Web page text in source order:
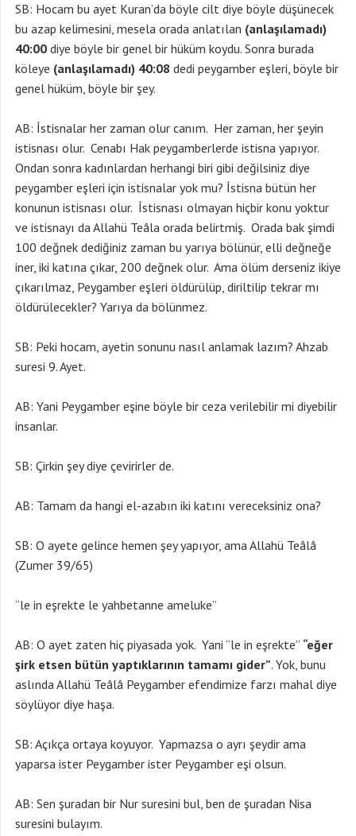
SB: Hocam bu ayet Kuran’da böyle cilt diye böyle düşünecek
bu azap kelimesini, mesela orada anlatılan (anlaşılamadı)
40:00 diye böyle bir genel bir hüküm koydu. Sonra burada
köleye (anlaşılamadı) 40:08 dedi peygamber eşleri, böyle bir
genel hüküm, böyle bir şey.
AB: İstisnalar her zaman olur canım. Her zaman, her şeyin
istisnası olur. Cenabı Hak peygamberlerde istisna yapıyor.
Ondan sonra kadınlardan herhangi biri gibi değilsiniz diye
peygamber eşleri için istisnalar yok mu? İstisna bütün her
konunun istisnası olur. İstisnası olmayan hiçbir konu yoktur
ve istisnayı da Allahü Teâla orada belirtmiş. Orada bak şimdi
100 değnek dediğiniz zaman bu yarıya bölünür, elli değneğe
iner, iki katına çıkar, 200 değnek olur. Ama ölüm derseniz ikiye
çıkarılmaz, Peygamber eşleri öldürülüp, diriltilip tekrar mı
öldürülecekler? Yarıya da bölünmez.
SB: Peki hocam, ayetin sonunu nasıl anlamak lazım? Ahzab
suresi 9. Ayet.
AB: Yani Peygamber eşine böyle bir ceza verilebilir mi diyebilir
insanlar.
SB: Çirkin şey diye çevirirler de.
AB: Tamam da hangi el-azabın iki katını vereceksiniz ona?
SB: O ayete gelince hemen şey yapıyor, ama Allahü Teâlâ
(Zumer 39/65)
“le in eşrekte le yahbetanne ameluke”
AB: O ayet zaten hiç piyasada yok. Yani “le in eşrekte” “eğer
şirk etsen bütün yaptıklarının tamamı gider”. Yok, bunu
aslında Allahü Teâlâ Peygamber efendimize farzı mahal diye
söylüyor diye haşa.
SB: Açıkça ortaya koyuyor. Yapmazsa o ayrı şeydir ama
yaparsa ister Peygamber ister Peygamber eşi olsun.
AB: Sen şuradan bir Nur suresini bul, ben de şuradan Nisa
suresini bulayım.